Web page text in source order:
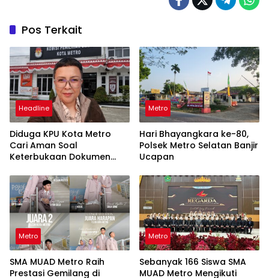
Pos Terkait
Headline
Diduga KPU Kota Metro
Cari Aman Soal
Keterbukaan Dokumen
NGO JPK Lampung: Hak
Publik Jangan Dihalangi
Metro
Hari Bhayangkara ke-80,
Polsek Metro Selatan Banjir
Ucapan
Metro
SMA MUAD Metro Raih
Prestasi Gemilang di
Metro
Sebanyak 166 Siswa SMA
MUAD Metro Mengikuti